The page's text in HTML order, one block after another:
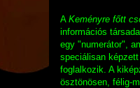
A Keményre főtt
információs
egy "numerátor",
speciálisan
foglalkozik. A
ösztönösen, félig-